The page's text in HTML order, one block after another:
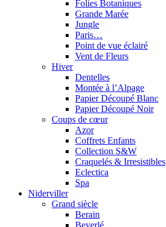
Folies Botaniques
Grande Marée
Jungle
Paris…
Point de vue éclairé
Vent de Fleurs
Hiver
Dentelles
Montée à l’Alpage
Papier Découpé Blanc
Papier Découpé Noir
Coups de cœur
Azor
Coffrets Enfants
Collection S&W
Craquelés & Irresistibles
Eclectica
Spa
Niderviller
Grand siècle
Berain
Beyerlé